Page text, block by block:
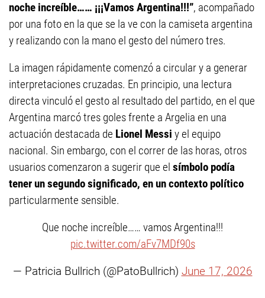
noche increíble…… ¡¡¡Vamos Argentina!!!”, acompañado
por una foto en la que se la ve con la camiseta argentina
y realizando con la mano el gesto del número tres.
La imagen rápidamente comenzó a circular y a generar
interpretaciones cruzadas. En principio, una lectura
directa vinculó el gesto al resultado del partido, en el que
Argentina marcó tres goles frente a Argelia en una
actuación destacada de Lionel Messi y el equipo
nacional. Sin embargo, con el correr de las horas, otros
usuarios comenzaron a sugerir que el símbolo podía
tener un segundo significado, en un contexto político
particularmente sensible.
Que noche increíble…… vamos Argentina!!!
pic.twitter.com/aFv7MDf90s
— Patricia Bullrich (@PatoBullrich) June 17, 2026